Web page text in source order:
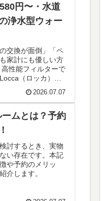
円〜・水道
浄水型ウォー
交換が面倒」「ペ
家計にも優しい方
性能フィルターで
（ロッカ）」
2026.07.07
ームとは？予約
討するとき、実物
い存在です。本記
や予約のメリッ
介します。